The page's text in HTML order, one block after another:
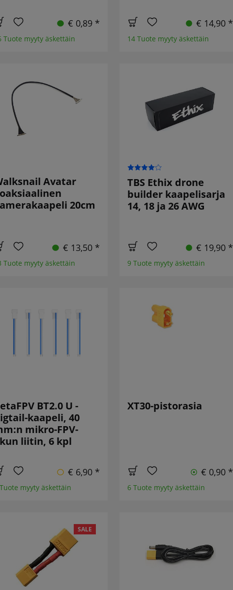
€ 0,89 *
Tuote myyty äskettäin
€ 14,90 *
14 Tuote myyty äskettäin
Avatar
20cm
€ 13,50 *
Tuote myyty äskettäin
TBS Ethix drone
builder kaapelisarja
14, 18 ja 26 AWG
€ 19,90 *
9 Tuote myyty äskettäin
BT2.0 U -
kaapeli, 40
mikro-FPV-
liitin, 6 kpl
€ 6,90 *
myyty äskettäin
XT30-pistorasia
€ 0,90 *
6 Tuote myyty äskettäin
SALE